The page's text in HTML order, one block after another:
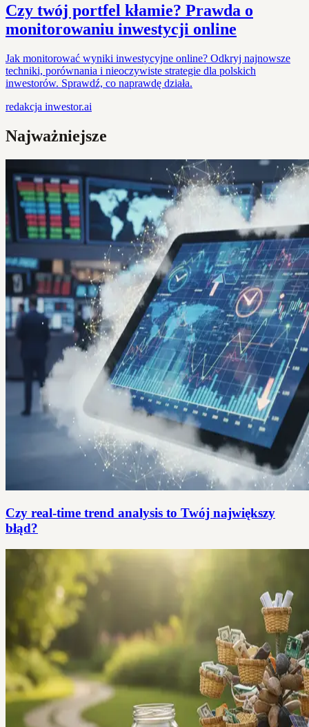
Czy twój portfel kłamie? Prawda o
monitorowaniu inwestycji online
Jak monitorować wyniki inwestycyjne online? Odkryj najnowsze
techniki, porównania i nieoczywiste strategie dla polskich
inwestorów. Sprawdź, co naprawdę działa.
redakcja inwestor.ai
Najważniejsze
Czy real-time trend analysis to Twój największy
błąd?